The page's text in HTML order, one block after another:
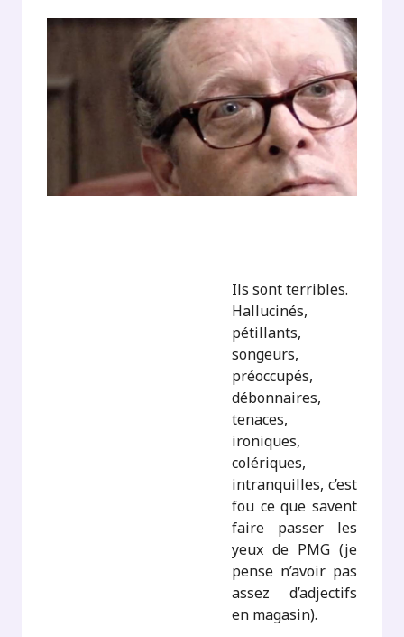
Ils sont terribles.
Hallucinés,
pétillants,
songeurs,
préoccupés,
débonnaires,
tenaces,
ironiques,
colériques,
intranquilles, c’est
fou ce que savent
faire passer les
yeux de PMG (je
pense n’avoir pas
assez d’adjectifs
en magasin).